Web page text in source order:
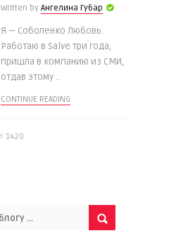
Written by Ангелина Губар
Я — Соболенко Любовь.
Работаю в Salve три года,
пришла в компанию из СМИ,
отдав этому ..
CONTINUE READING
1420